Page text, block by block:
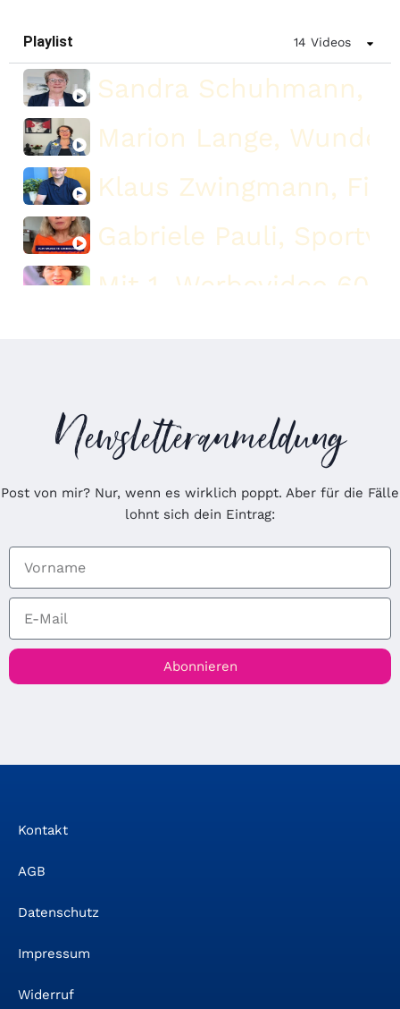
Playlist 14 Videos
Sandra Schuhmann,
Marion Lange,
Klaus Zwingmann,
Gabriele Pauli,
Mit 1. Werbevideo 60
Daniela Wiegner,
Reina Kamprath
Heike Oppermann
Bettina Kempf
Susanne Ehmann
Newsletteranmeldung
Post von mir? Nur, wenn es wirklich poppt. Aber für die Fälle
lohnt sich dein Eintrag:
Abonnieren
Kontakt
AGB
Datenschutz
Impressum
Widerruf